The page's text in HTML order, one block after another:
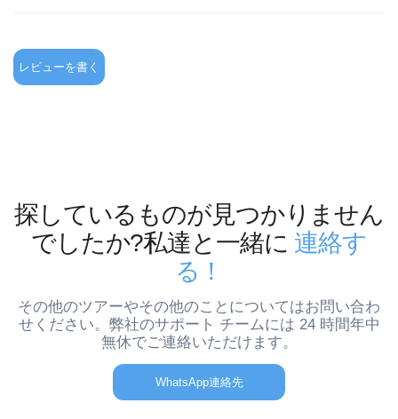
レビューを書く
探しているものが見つかりません
でしたか?私達と一緒に 連絡す
る！
その他のツアーやその他のことについてはお問い合わ
せください。弊社のサポート チームには 24 時間年中
無休でご連絡いただけます。
WhatsApp連絡先